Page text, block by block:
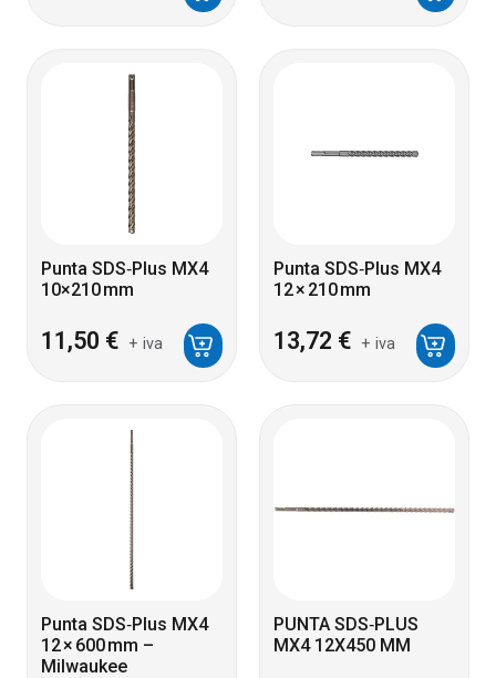
Punta SDS‑Plus MX4
10×210 mm
11,50 € + iva
Punta SDS‑Plus MX4
12 × 210 mm
13,72 € + iva
Punta SDS‑Plus MX4
12 × 600 mm –
Milwaukee
PUNTA SDS‑PLUS
MX4 12X450 MM